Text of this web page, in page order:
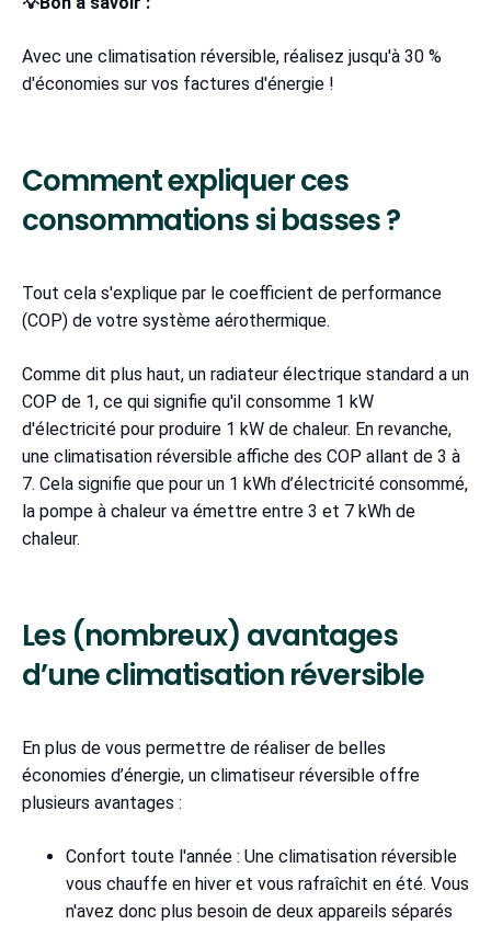
Avec une climatisation réversible, réalisez jusqu'à 30 %
d'économies sur vos factures d'énergie !
Comment expliquer ces
consommations si basses ?
Tout cela s'explique par le coefficient de performance
(COP) de votre système aérothermique.
Comme dit plus haut, un radiateur électrique standard a un
COP de 1, ce qui signifie qu'il consomme 1 kW
d'électricité pour produire 1 kW de chaleur. En revanche,
une climatisation réversible affiche des COP allant de 3 à
7. Cela signifie que pour un 1 kWh d’électricité consommé,
la pompe à chaleur va émettre entre 3 et 7 kWh de
chaleur.
Les (nombreux) avantages
d’une climatisation réversible
En plus de vous permettre de réaliser de belles
économies d’énergie, un climatiseur réversible offre
plusieurs avantages :
Confort toute l'année : Une climatisation réversible
vous chauffe en hiver et vous rafraîchit en été. Vous
n'avez donc plus besoin de deux appareils séparés